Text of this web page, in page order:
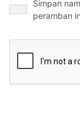
Simpan
peramban